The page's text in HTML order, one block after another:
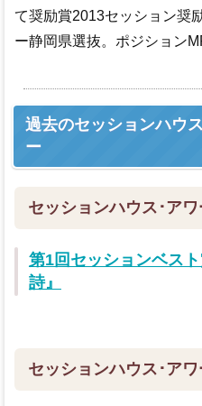
て奨励賞2013セッション奨
ー静岡県選抜。ポジション
過去のセッションハウ
ー
セッションハウス･ア
第1回セッションベ
詩』
セッションハウス･ア